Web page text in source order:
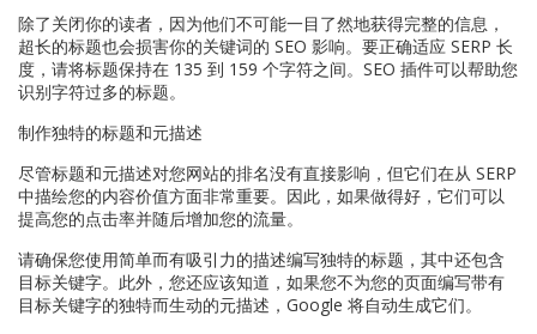
除了关闭你的读者，因为他们不可能一目了然地获得完整的信息，
超长的标题也会损害你的关键词的 SEO 影响。要正确适应 SERP 长
度，请将标题保持在 135 到 159 个字符之间。SEO 插件可以帮助您
识别字符过多的标题。
制作独特的标题和元描述
尽管标题和元描述对您网站的排名没有直接影响，但它们在从 SERP
中描绘您的内容价值方面非常重要。因此，如果做得好，它们可以
提高您的点击率并随后增加您的流量。
请确保您使用简单而有吸引力的描述编写独特的标题，其中还包含
目标关键字。此外，您还应该知道，如果您不为您的页面编写带有
目标关键字的独特而生动的元描述，Google 将自动生成它们。